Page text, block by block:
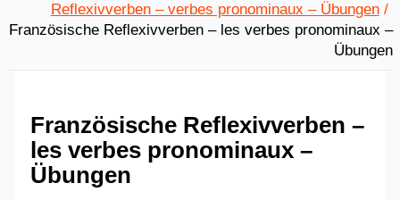
Reflexivverben – verbes pronominaux – Übungen
Französische Reflexivverben – les verbes pronominaux –
Übungen
Französische Reflexivverben –
les verbes pronominaux –
Übungen